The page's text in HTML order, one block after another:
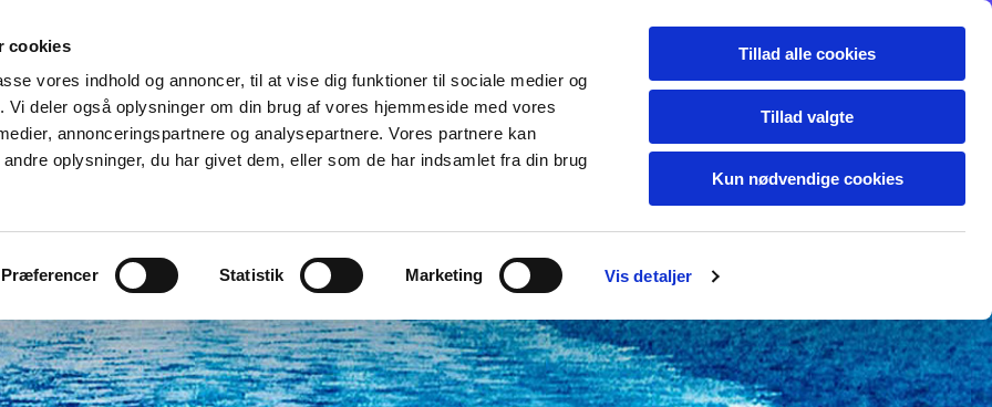
cookies
vores indhold og annoncer, til at vise dig funktioner til sociale medier og
deler også oplysninger om din brug af vores hjemmeside med vores
annonceringspartnere og analysepartnere. Vores partnere kan
oplysninger, du har givet dem, eller som de har indsamlet fra din brug
Præferencer Statistik Marketing Vis detaljer
Tillad alle cookies
Tillad valgte
Kun nødvendige cookies
Sluppen & Slupkoret